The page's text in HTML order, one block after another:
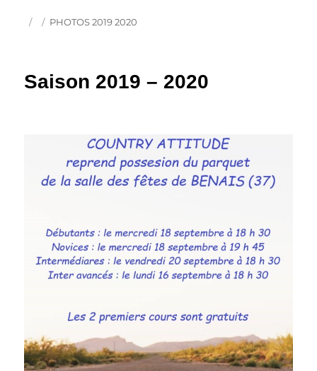
Publié
Catégories
PHOTOS 2019 2020
Saison 2019 – 2020